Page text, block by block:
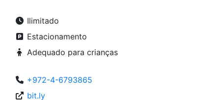
Ilimitado
Estacionamento
Adequado para crianças
+972-4-6793865
bit.ly